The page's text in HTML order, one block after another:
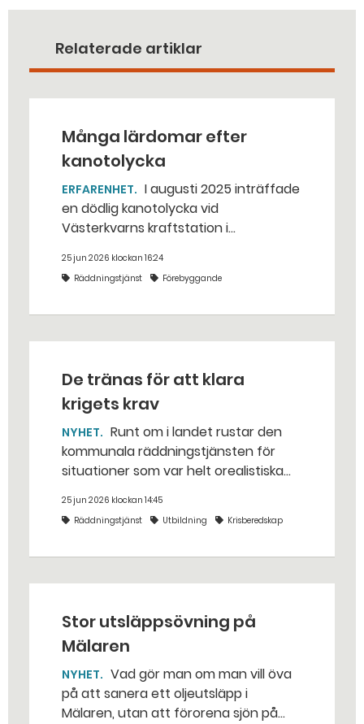
Relaterade artiklar
Många lärdomar efter
kanotolycka
ERFARENHET
en dödlig kanotolycka vid
Västerkvarns kraftstation i
25 jun 2026 klockan 16:24
Räddningstjänst
Förebyggande
De tränas för att klara
krigets krav
NYHET
kommunala räddningstjänsten för
situationer som var helt orealistiska
bakhåll, utspridda granater och hot
från livsfarliga drönare i det
25 jun 2026 klockan 14:45
Räddningstjänst
Utbildning Krisberedskap
Stor utsläppsövning på
Mälaren
NYHET
på att sanera ett oljeutsläpp i
Mälaren, utan att förorena sjön på